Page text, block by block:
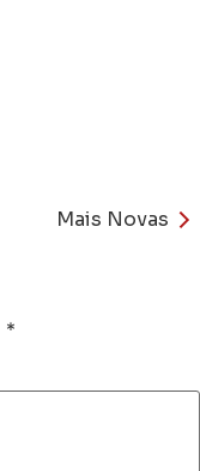
Mais Novas
*